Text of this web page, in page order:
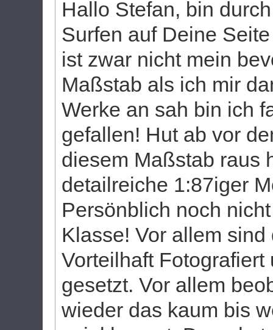
Hallo Stefan, bin
Surfen auf Deine
ist zwar nicht mein
Maßstab als ich mir
Werke an sah bin ich
gefallen! Hut ab vor
diesem Maßstab raus
detailreiche 1:87iger
Persönblich noch
Klasse! Vor allem sind
Vorteilhaft Fotografiert
gesetzt. Vor allem
wieder das kaum bis